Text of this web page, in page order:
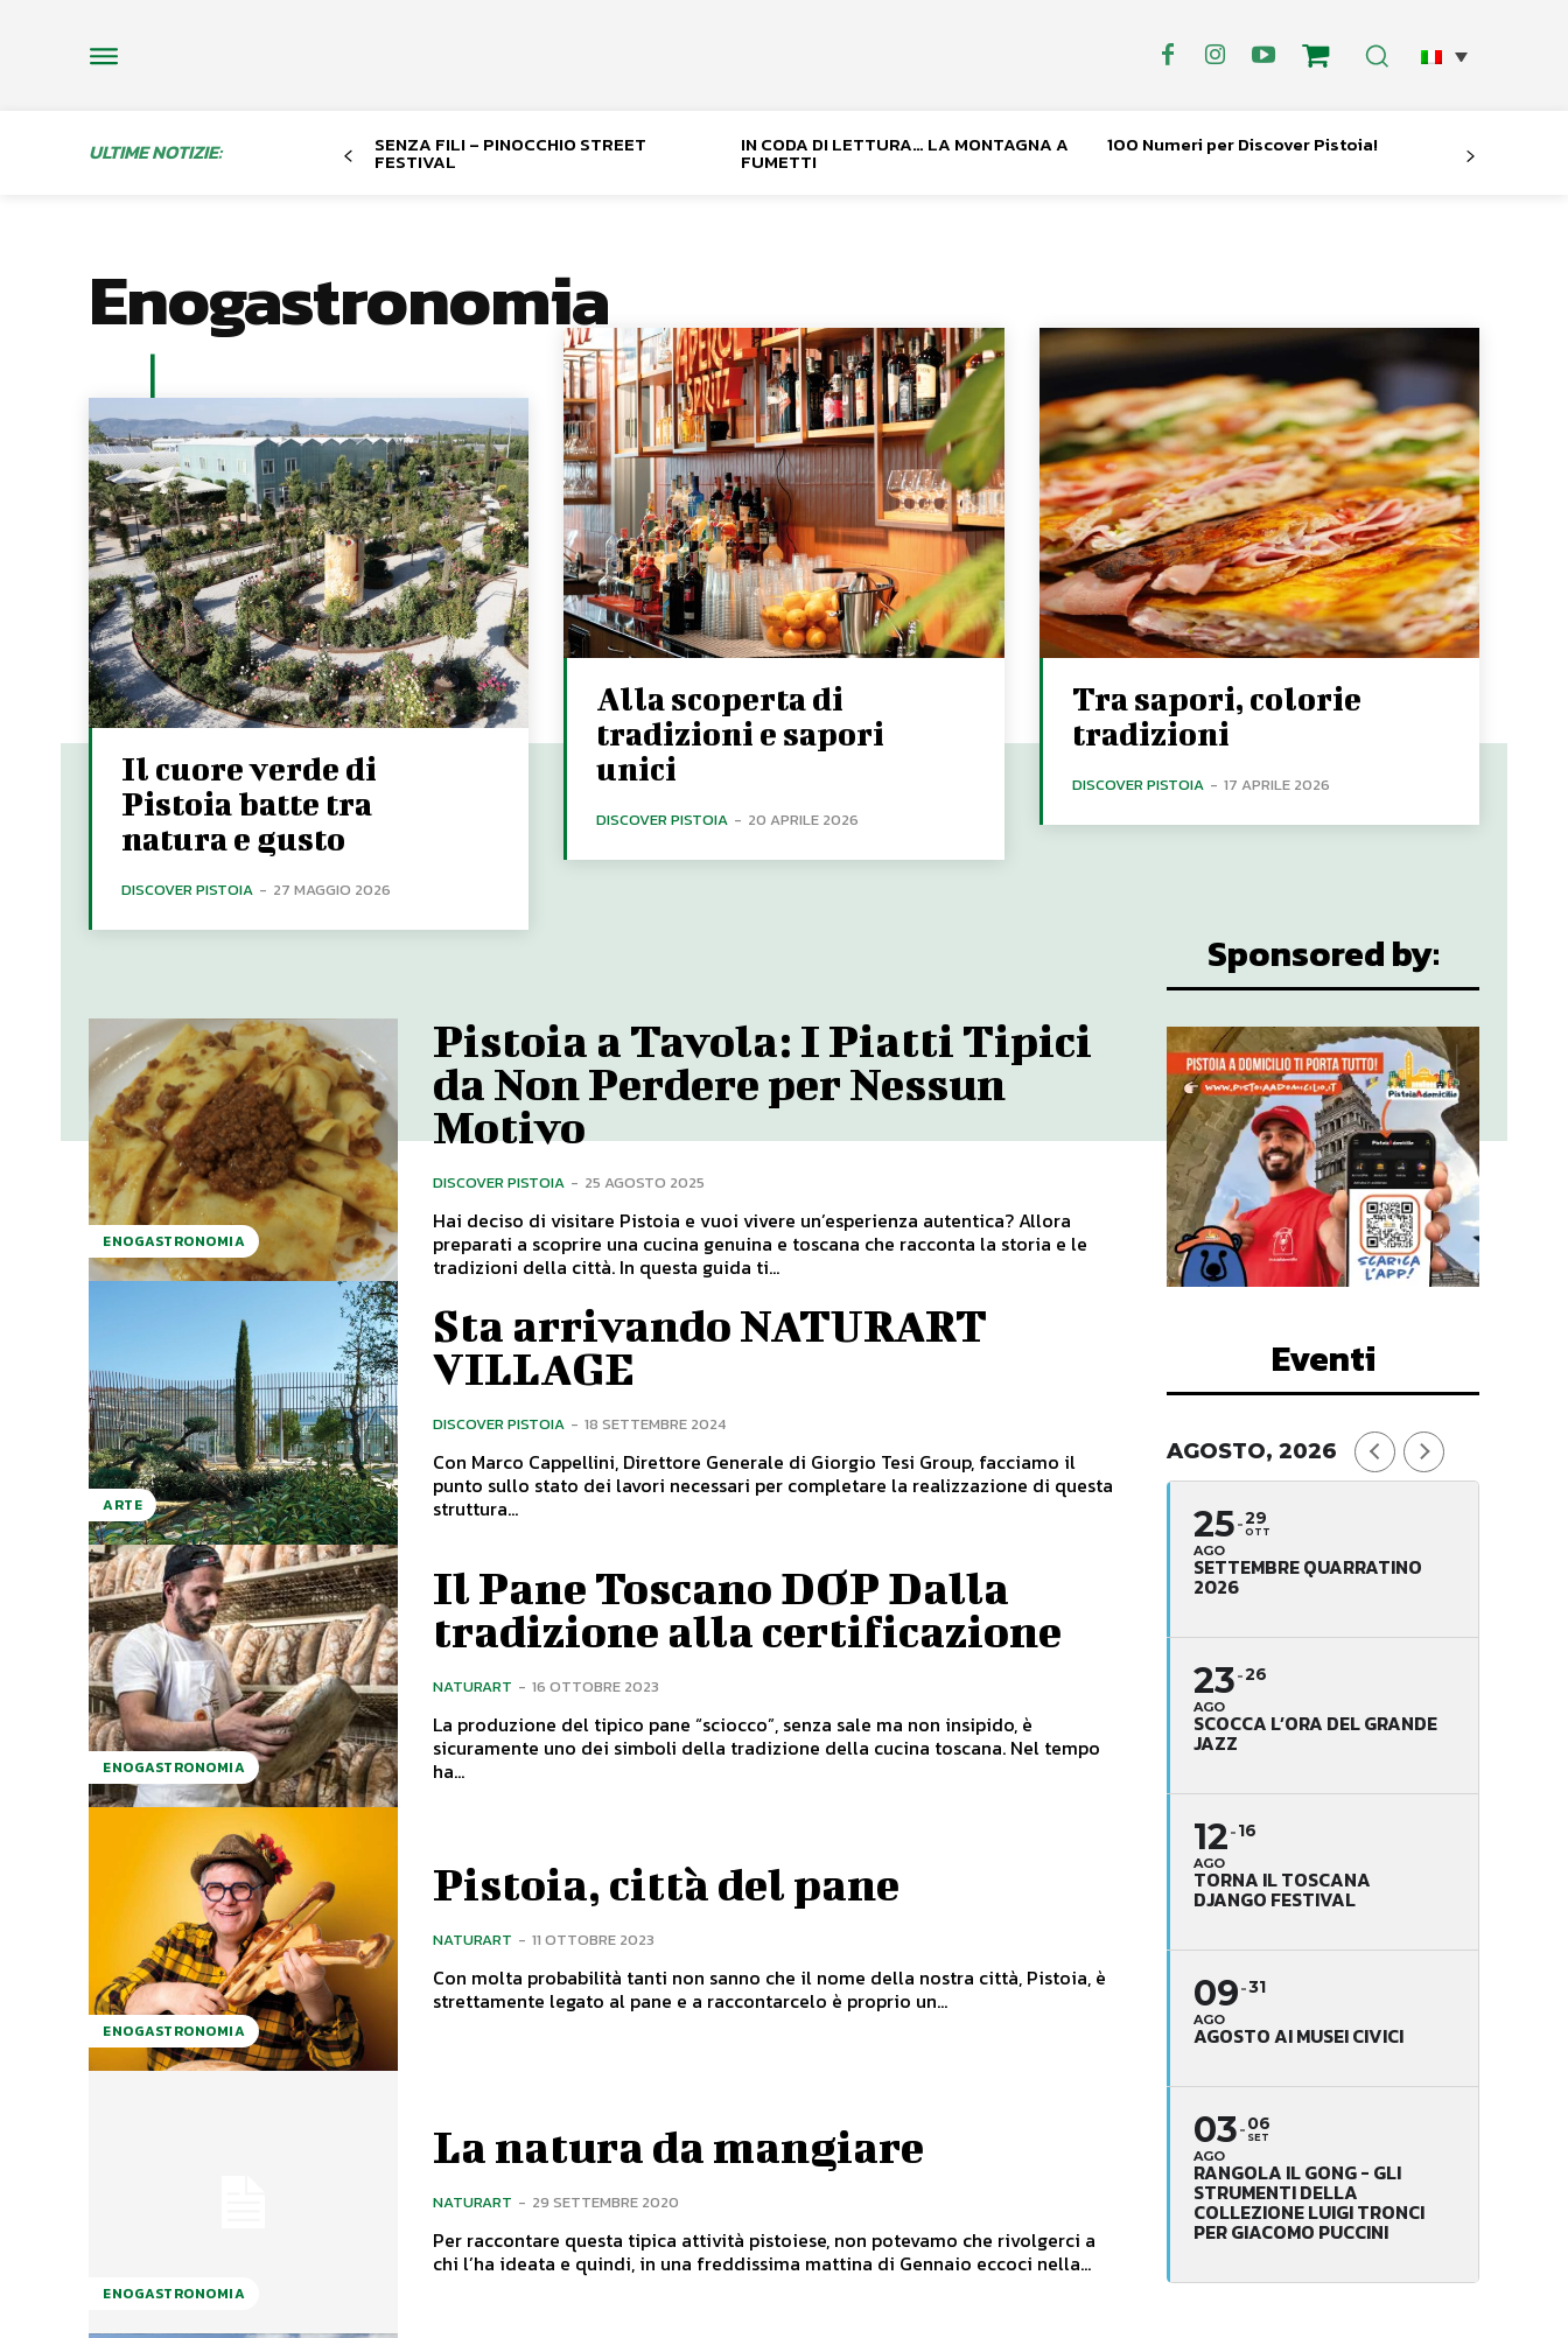
ULTIME NOTIZIE: SENZA FILI – PINOCCHIO STREET
FESTIVAL
IN CODA DI LETTURA… LA MONTAGNA A
FUMETTI
100 Numeri per Discover Pistoia!
Enogastronomia
Il cuore verde di
Pistoia batte tra
natura e gusto
DISCOVER PISTOIA - 27 MAGGIO 2026
Alla scoperta di
tradizioni e sapori
unici
DISCOVER PISTOIA - 20 APRILE 2026
Tra sapori, colorie
tradizioni
DISCOVER PISTOIA - 17 APRILE 2026
ENOGASTRONOMIA
Pistoia a Tavola: I Piatti Tipici
da Non Perdere per Nessun
Motivo
DISCOVER PISTOIA - 25 AGOSTO 2025
Hai deciso di visitare Pistoia e vuoi vivere un’esperienza autentica? Allora
preparati a scoprire una cucina genuina e toscana che racconta la storia e le
tradizioni della città. In questa guida ti...
ARTE
Sta arrivando NATURART
VILLAGE
DISCOVER PISTOIA - 18 SETTEMBRE 2024
Con Marco Cappellini, Direttore Generale di Giorgio Tesi Group, facciamo il
punto sullo stato dei lavori necessari per completare la realizzazione di questa
struttura...
ENOGASTRONOMIA
Il Pane Toscano DOP Dalla
tradizione alla certificazione
NATURART - 16 OTTOBRE 2023
La produzione del tipico pane “sciocco”, senza sale ma non insipido, è
sicuramente uno dei simboli della tradizione della cucina toscana. Nel tempo
ha...
ENOGASTRONOMIA
Pistoia, città del pane
NATURART - 11 OTTOBRE 2023
Con molta probabilità tanti non sanno che il nome della nostra città, Pistoia, è
strettamente legato al pane e a raccontarcelo è proprio un...
ENOGASTRONOMIA
La natura da mangiare
NATURART - 29 SETTEMBRE 2020
Per raccontare questa tipica attività pistoiese, non potevamo che rivolgerci a
chi l’ha ideata e quindi, in una freddissima mattina di Gennaio eccoci nella...
Sponsored by:
Eventi
AGOSTO, 2026
25
AGO
29
OTT
SETTEMBRE QUARRATINO
2026
23
AGO
26
SCOCCA L’ORA DEL GRANDE
JAZZ
12
AGO
16
TORNA IL TOSCANA
DJANGO FESTIVAL
09
AGO
31
AGOSTO AI MUSEI CIVICI
03
AGO
06
SET
RANGOLA IL GONG - GLI
STRUMENTI DELLA
COLLEZIONE LUIGI TRONCI
PER GIACOMO PUCCINI